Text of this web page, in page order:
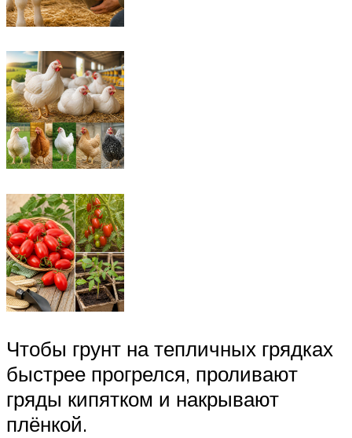
Чтобы грунт на тепличных грядках
быстрее прогрелся, проливают
гряды кипятком и накрывают
плёнкой.